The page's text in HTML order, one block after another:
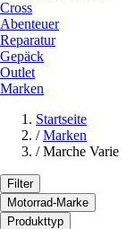
Cross
Abenteuer
Reparatur
Gepäck
Outlet
Marken
Startseite
/ Marken
/ Marche Varie
Filter
Motorrad-Marke
Produkttyp